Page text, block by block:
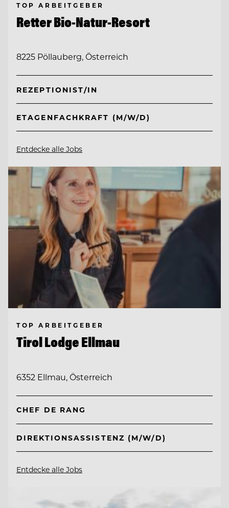
TOP ARBEITGEBER
Retter Bio-Natur-Resort
8225 Pöllauberg, Österreich
REZEPTIONIST/IN
ETAGENFACHKRAFT (M/W/D)
Entdecke alle Jobs
TOP ARBEITGEBER
Tirol Lodge Ellmau
6352 Ellmau, Österreich
CHEF DE RANG
DIREKTIONSASSISTENZ (M/W/D)
Entdecke alle Jobs